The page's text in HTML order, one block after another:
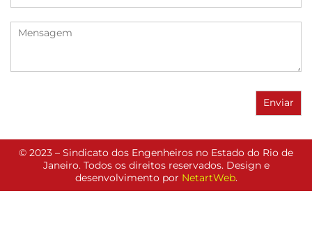
© 2023 – Sindicato dos Engenheiros no Estado do Rio de
Janeiro. Todos os direitos reservados. Design e
desenvolvimento por NetartWeb.